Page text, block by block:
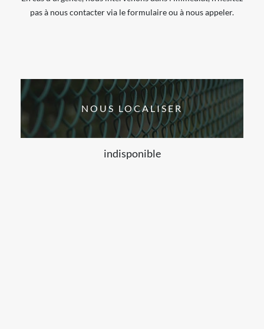
pas à nous contacter via le formulaire ou à nous appeler.
NOUS LOCALISER
indisponible